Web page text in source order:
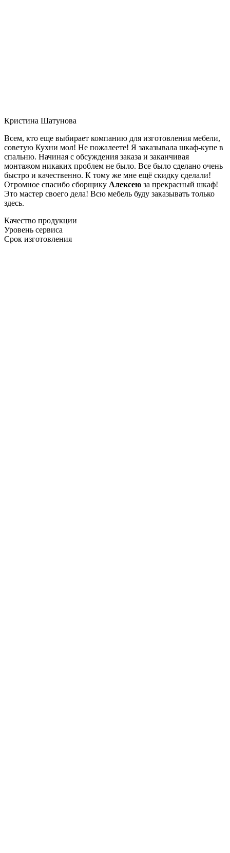
Кристина Шатунова
Всем, кто еще выбирает компанию для изготовления мебели,
советую Кухни мол! Не пожалеете! Я заказывала шкаф-купе в
спальню. Начиная с обсуждения заказа и заканчивая
монтажом никаких проблем не было. Все было сделано очень
быстро и качественно. К тому же мне ещё скидку сделали!
Огромное спасибо сборщику Алексею за прекрасный шкаф!
Это мастер своего дела! Всю мебель буду заказывать только
здесь.
Качество продукции
Уровень сервиса
Срок изготовления